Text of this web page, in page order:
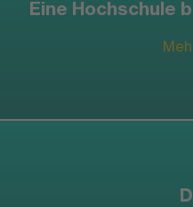
Eine Hochschule